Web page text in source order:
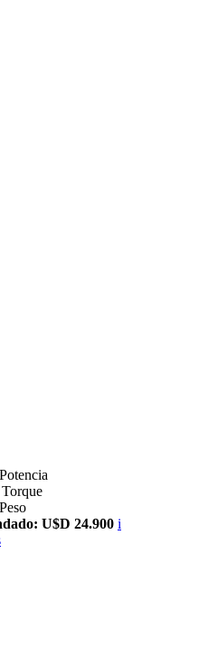
Potencia
Torque
Peso
U$D 24.900 i